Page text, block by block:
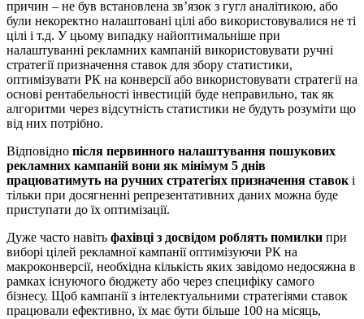
причин – не був встановлена зв’язок з гугл аналітикою, або
були некоректно налаштовані цілі або використовувалися не ті
цілі і т.д. У цьому випадку найоптимальніше при
налаштуванні рекламних кампаній використовувати ручні
стратегії призначення ставок для збору статистики,
оптимізувати РК на конверсії або використовувати стратегії на
основі рентабельності інвестицій буде неправильно, так як
алгоритми через відсутність статистики не будуть розуміти що
від них потрібно.
Відповідно після первинного налаштування пошукових
рекламних кампаній вони як мінімум 5 днів
працюватимуть на ручних стратегіях призначення ставок і
тільки при досягненні репрезентативних даних можна буде
приступати до їх оптимізації.
Дуже часто навіть фахівці з досвідом роблять помилки при
виборі цілей рекламної кампанії оптимізуючи РК на
макроконверсії, необхідна кількість яких завідомо недосяжна в
рамках існуючого бюджету або через специфіку самого
бізнесу. Щоб кампанії з інтелектуальними стратегіями ставок
працювали ефективно, їх має бути більше 100 на місяць,